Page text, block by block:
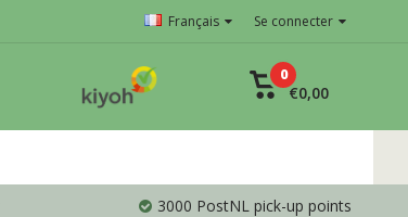
Français Se connecter
0
€0,00
3000 PostNL pick-up points